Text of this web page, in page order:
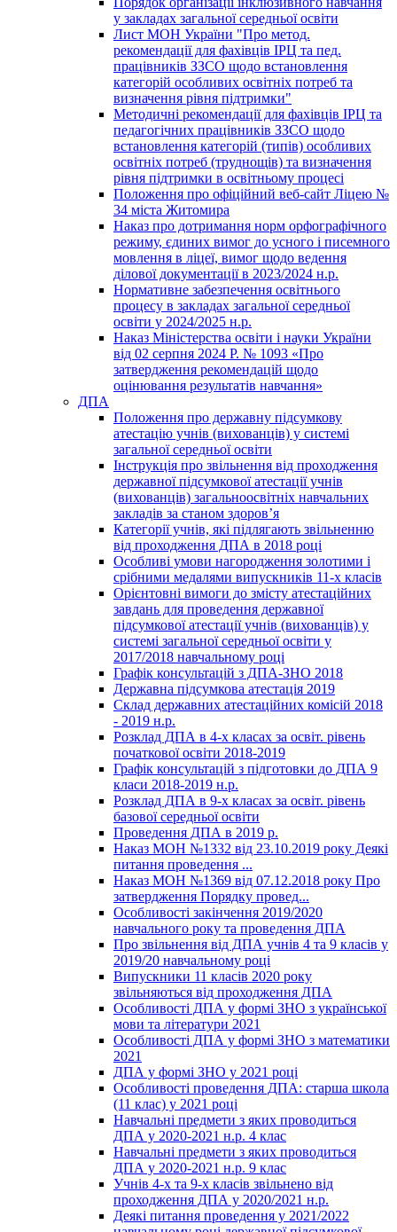
у закладах загальної середньої освіти
Лист МОН України "Про метод.
рекомендації для фахівців ІРЦ та пед.
працівників ЗЗСО щодо встановлення
категорій особливих освітніх потреб та
визначення рівня підтримки"
Методичні рекомендації для фахівців ІРЦ та
педагогічних працівників ЗЗСО щодо
встановлення категорій (типів) особливих
освітніх потреб (труднощів) та визначення
рівня підтримки в освітньому процесі
Положення про офіційний веб-сайт Ліцею №
34 міста Житомира
Наказ про дотримання норм орфографічного
режиму, єдиних вимог до усного і писемного
мовлення в ліцеї, вимог щодо ведення
ділової документації в 2023/2024 н.р.
Нормативне забезпечення освітнього
процесу в закладах загальної середньої
освіти у 2024/2025 н.р.
Наказ Міністерства освіти і науки України
від 02 серпня 2024 Р. № 1093 «Про
затвердження рекомендацій щодо
оцінювання результатів навчання»
ДПА
Положення про державну підсумкову
атестацію учнів (вихованців) у системі
загальної середньої освіти
Інструкція про звільнення від проходження
державної підсумкової атестації учнів
(вихованців) загальноосвітніх навчальних
закладів за станом здоров’я
Категорії учнів, які підлягають звільненню
від проходження ДПА в 2018 році
Особливі умови нагородження золотими і
срібними медалями випускників 11-х класів
Орієнтовні вимоги до змісту атестаційних
завдань для проведення державної
підсумкової атестації учнів (вихованців) у
системі загальної середньої освіти у
2017/2018 навчальному році
Графік консультацій з ДПА-ЗНО 2018
Державна підсумкова атестація 2019
Склад державних атестаційних комісій 2018
- 2019 н.р.
Розклад ДПА в 4-х класах за освіт. рівень
початкової освіти 2018-2019
Графік консультацій з підготовки до ДПА 9
класи 2018-2019 н.р.
Розклад ДПА в 9-х класах за освіт. рівень
базової середньої освіти
Проведення ДПА в 2019 р.
Наказ МОН №1332 від 23.10.2019 року Деякі
питання проведення ...
Наказ МОН №1369 від 07.12.2018 року Про
затвердження Порядку провед...
Особливості закінчення 2019/2020
навчального року та проведення ДПА
Про звільнення від ДПА учнів 4 та 9 класів у
2019/20 навчальному році
Випускники 11 класів 2020 року
звільняються від проходження ДПА
Особливості ДПА у формі ЗНО з української
мови та літератури 2021
Особливості ДПА у формі ЗНО з математики
2021
ДПА у формі ЗНО у 2021 році
Особливості проведення ДПА: старша школа
(11 клас) у 2021 році
Навчальні предмети з яких проводиться
ДПА у 2020-2021 н.р. 4 клас
Навчальні предмети з яких проводиться
ДПА у 2020-2021 н.р. 9 клас
Учнів 4-х та 9-х класів звільнено від
проходження ДПА у 2020/2021 н.р.
Деякі питання проведення у 2021/2022